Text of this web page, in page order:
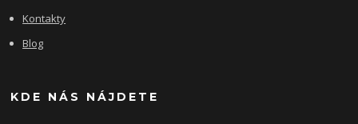
Kontakty
Blog
KDE NÁS NÁJDETE